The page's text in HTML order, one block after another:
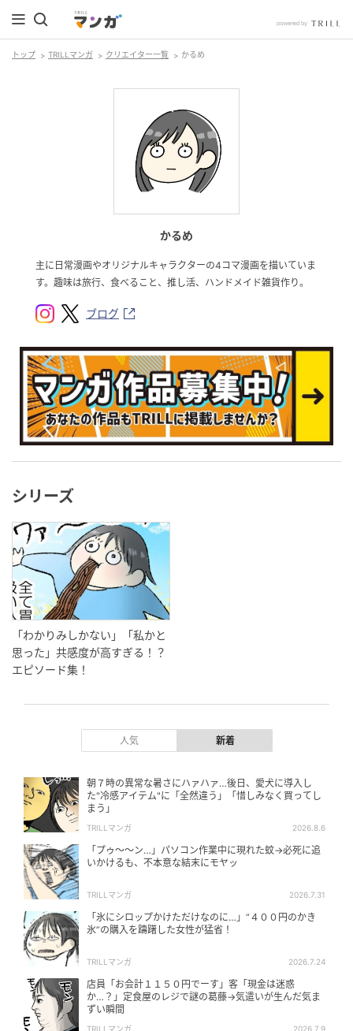
トップ TRILLマンガ クリエイター一覧 かるめ
かるめ
主に日常漫画やオリジナルキャラクターの4コマ漫画を描いていま
す。趣味は旅行、食べること、推し活、ハンドメイド雑貨作り。
シリーズ
「わかりみしかない」「私かと
思った」共感度が高すぎる！？
エピソード集！
人気 新着
朝７時の異常な暑さにハァハァ…後日、愛犬に導入し
た"冷感アイテム"に「全然違う」「惜しみなく買ってし
まう」
TRILLマンガ 2026.8.6
「プゥ〜〜ン…」パソコン作業中に現れた蚊→必死に追
いかけるも、不本意な結末にモヤッ
TRILLマンガ 2026.7.31
「氷にシロップかけただけなのに…」“４００円のかき
氷”の購入を躊躇した女性が猛省！
TRILLマンガ 2026.7.24
店員「お会計１１５０円でーす」客「現金は迷惑
か…？」定食屋のレジで謎の葛藤→気遣いが生んだ気ま
ずい瞬間
TRILLマンガ 2026.7.9